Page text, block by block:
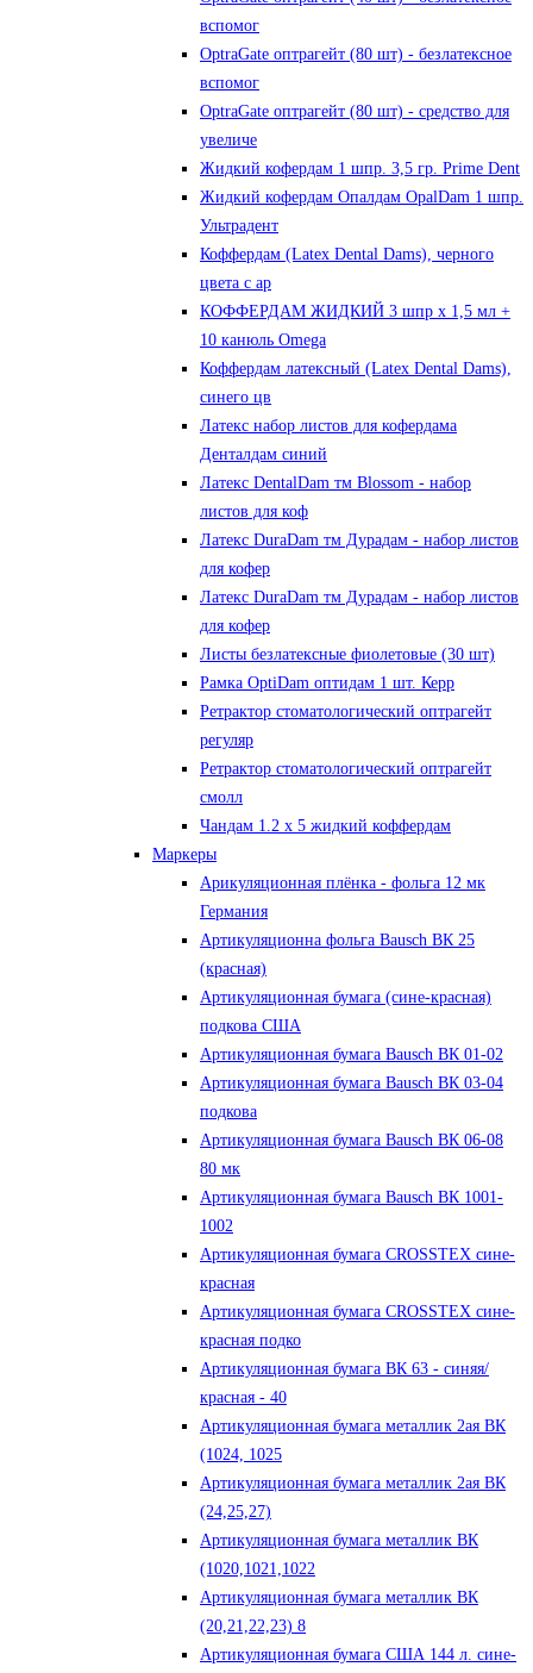
вспомог
OptraGate оптрагейт (80 шт) - безлатексное
вспомог
OptraGate оптрагейт (80 шт) - средство для
увеличе
Жидкий кофердам 1 шпр. 3,5 гр. Prime Dent
Жидкий кофердам Опалдам OpalDam 1 шпр.
Ультрадент
Коффердам (Latex Dental Dams), черного
цвета с ар
КОФФЕРДАМ ЖИДКИЙ 3 шпр х 1,5 мл +
10 канюль Omega
Коффердам латексный (Latex Dental Dams),
синего цв
Латекс набор листов для кофердама
Денталдам синий
Латекс DentalDam тм Blossom - набор
листов для коф
Латекс DuraDam тм Дурадам - набор листов
для кофер
Латекс DuraDam тм Дурадам - набор листов
для кофер
Листы безлатексные фиолетовые (30 шт)
Рамка OptiDam оптидам 1 шт. Керр
Ретрактор стоматологический оптрагейт
регуляр
Ретрактор стоматологический оптрагейт
смолл
Чандам 1.2 х 5 жидкий коффердам
Маркеры
Арикуляционная плёнка - фольга 12 мк
Германия
Артикуляционна фольга Bausch ВК 25
(красная)
Артикуляционная бумага (сине-красная)
подкова США
Артикуляционная бумага Bausch ВК 01-02
Артикуляционная бумага Bausch ВК 03-04
подкова
Артикуляционная бумага Bausch ВК 06-08
80 мк
Артикуляционная бумага Bausch ВК 1001-
1002
Артикуляционная бумага CROSSTEX сине-
красная
Артикуляционная бумага CROSSTEX сине-
красная подко
Артикуляционная бумага ВК 63 - синяя/
красная - 40
Артикуляционная бумага металлик 2ая ВК
(1024, 1025
Артикуляционная бумага металлик 2ая ВК
(24,25,27)
Артикуляционная бумага металлик ВК
(1020,1021,1022
Артикуляционная бумага металлик ВК
(20,21,22,23) 8
Артикуляционная бумага США 144 л. сине-